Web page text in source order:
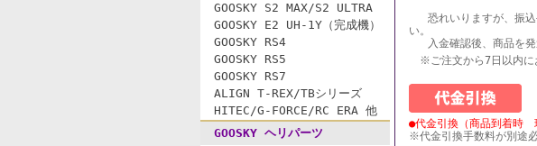
GOOSKY S2 MAX/S2 ULTRA
GOOSKY E2 UH-1Y（完成機）
GOOSKY RS4
GOOSKY RS5
GOOSKY RS7
ALIGN T-REX/TBシリーズ
HITEC/G-FORCE/RC ERA 他
GOOSKY ヘリパーツ
恐れいりますが、振込
い。
入金確認後、商品を発
※ご注文から7日以内に
●代金引換（商品到着時
※代金引換手数料が別途必